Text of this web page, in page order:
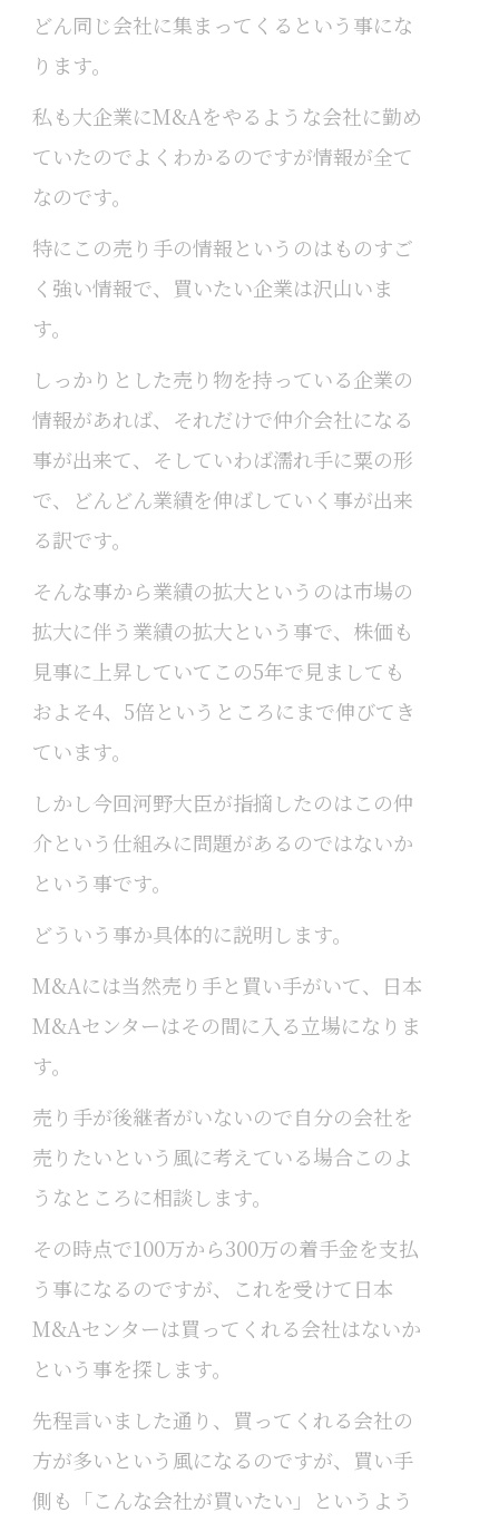
どん同じ会社に集まってくるという事にな
ります。
私も大企業にM&Aをやるような会社に勤め
ていたのでよくわかるのですが情報が全て
なのです。
特にこの売り手の情報というのはものすご
く強い情報で、買いたい企業は沢山いま
す。
しっかりとした売り物を持っている企業の
情報があれば、それだけで仲介会社になる
事が出来て、そしていわば濡れ手に粟の形
で、どんどん業績を伸ばしていく事が出来
る訳です。
そんな事から業績の拡大というのは市場の
拡大に伴う業績の拡大という事で、株価も
見事に上昇していてこの5年で見ましても
およそ4、5倍というところにまで伸びてき
ています。
しかし今回河野大臣が指摘したのはこの仲
介という仕組みに問題があるのではないか
という事です。
どういう事か具体的に説明します。
M&Aには当然売り手と買い手がいて、日本
M&Aセンターはその間に入る立場になりま
す。
売り手が後継者がいないので自分の会社を
売りたいという風に考えている場合このよ
うなところに相談します。
その時点で100万から300万の着手金を支払
う事になるのですが、これを受けて日本
M&Aセンターは買ってくれる会社はないか
という事を探します。
先程言いました通り、買ってくれる会社の
方が多いという風になるのですが、買い手
側も「こんな会社が買いたい」というよう